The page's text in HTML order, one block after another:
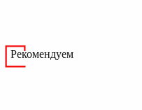
Рекомендуем